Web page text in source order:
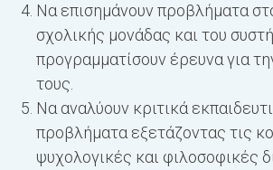
Να επισημάνουν προβλήματα
σχολικής μονάδας και του
προγραμματίσουν έρευνα για
τους.
Να αναλύουν κριτικά
προβλήματα εξετάζοντας τις
ψυχολογικές και φιλοσοφικές